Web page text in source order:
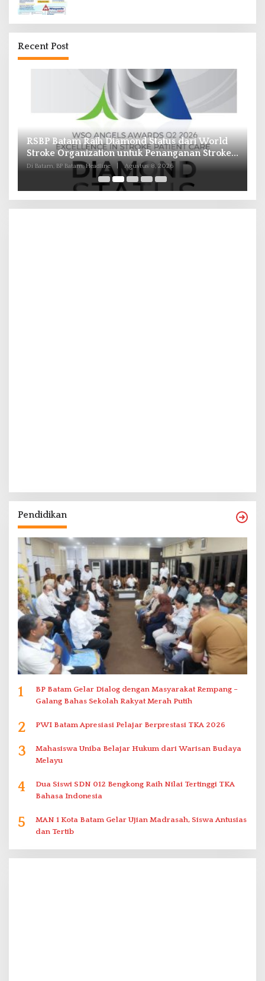
Recent Post
RSBP Batam Raih Diamond Status dari World
Stroke Organization untuk Penanganan Stroke
Berstandar Internasional
Di Batam, BP Batam, Headline Agustus 8, 2026
Pendidikan
1
BP Batam Gelar Dialog dengan Masyarakat Rempang –
Galang Bahas Sekolah Rakyat Merah Putih
2 PWI Batam Apresiasi Pelajar Berprestasi TKA 2026
3
Mahasiswa Uniba Belajar Hukum dari Warisan Budaya
Melayu
4
Dua Siswi SDN 012 Bengkong Raih Nilai Tertinggi TKA
Bahasa Indonesia
5
MAN 1 Kota Batam Gelar Ujian Madrasah, Siswa Antusias
dan Tertib